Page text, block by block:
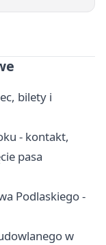
bilety i
- kontakt,
pasa
Podlaskiego -
w